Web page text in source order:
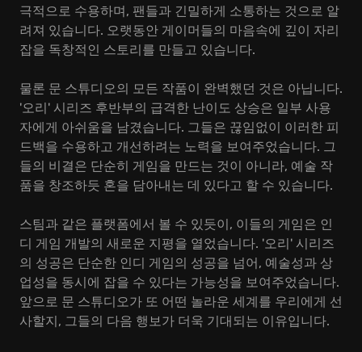
극적으로 수용하며, 팬들과 긴밀하게 소통하는 것으로 알
려져 있습니다. 오랫동안 게이머들의 마음속에 깊이 자리
잡을 독창적인 스토리를 만들고 있습니다.
물론 문 스튜디오의 모든 작품이 완벽했던 것은 아닙니다.
'오리' 시리즈 후반부의 급격한 난이도 상승은 일부 사용
자에게 아쉬움을 남겼습니다. 그들은 끊임없이 이러한 피
드백을 수용하고 개선하려는 노력을 보여주었습니다. 그
들의 비결은 단순히 게임을 만드는 것이 아니라, 예술 작
품을 창조하듯 혼을 담아내는 데 있다고 할 수 있습니다.
스팀과 같은 플랫폼에서 볼 수 있듯이, 이들의 게임은 인
디 게임 개발의 새로운 지평을 열었습니다. '오리' 시리즈
의 성공은 단순한 인디 게임의 성공을 넘어, 예술성과 상
업성을 동시에 잡을 수 있다는 가능성을 보여주었습니다.
앞으로 문 스튜디오가 또 어떤 놀라운 세계를 우리에게 선
사할지, 그들의 다음 행보가 더욱 기대되는 이유입니다.